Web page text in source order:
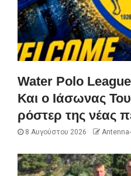
Water Polo
Και ο Ιάσωνας
ρόστερ της νέας
8 Αυγούστου 2026